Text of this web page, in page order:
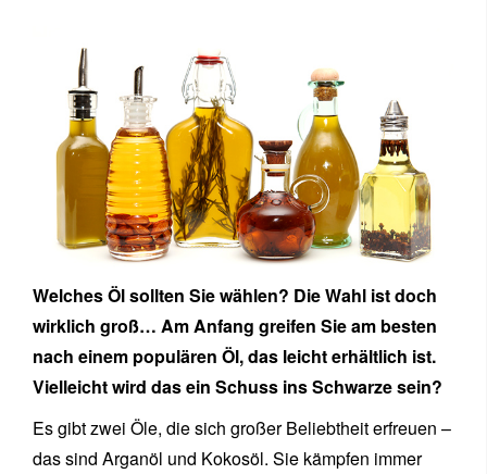
Welches Öl sollten Sie wählen? Die Wahl ist doch
wirklich groß… Am Anfang greifen Sie am besten
nach einem populären Öl, das leicht erhältlich ist.
Vielleicht wird das ein Schuss ins Schwarze sein?
Es gibt zwei Öle, die sich großer Beliebtheit erfreuen –
das sind Arganöl und Kokosöl. Sie kämpfen immer